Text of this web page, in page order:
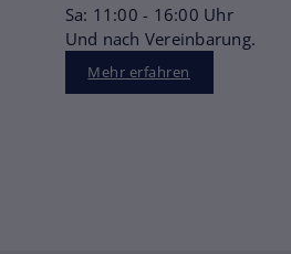
Sa: 11:00 - 16:00 Uhr
Und nach Vereinbarung.
Mehr erfahren